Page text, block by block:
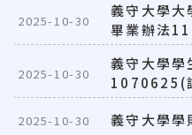
2025-10-30
義守大學大
畢業辦法
2025-10-30
義守大學學
1070625(
2025-10-30 義守大學